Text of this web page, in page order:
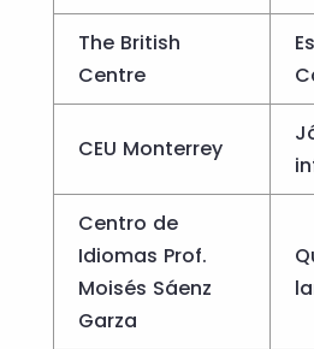
The British
Centre
CEU Monterrey
Centro de
Idiomas Prof.
Moisés Sáenz
Garza